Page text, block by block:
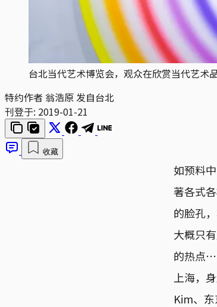
台北当代艺术博览会，观众在欣赏当代艺术品
特约作者 翁浩原 发自台北
刊登于: 2019-01-21
收藏
如预料
著各式
的脸孔
大概只
的热点
上海，
Kim、